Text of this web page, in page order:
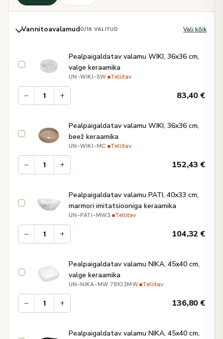
Vannitoavalamud0/18 VALITUD Vali kõik
Pealpaigaldatav valamu WIKI, 36x36 cm,
valge keraamika
UN-WIKI-SW· Tellitav
− + 83,40€
Pealpaigaldatav valamu WIKI, 36x36 cm,
beež keraamika
UN-WIKI-MC· Tellitav
− + 152,43€
Pealpaigaldatav valamu PATI, 40x33 cm,
marmori imitatsiooniga keraamika
UN-PATI-MW3· Tellitav
− + 104,32€
Pealpaigaldatav valamu NIKA, 45x40 cm,
valge keraamika
UN-NIKA-MW 78103MW· Tellitav
− + 136,80€
Pealpaigaldatav valamu NIKA, 45x40 cm,